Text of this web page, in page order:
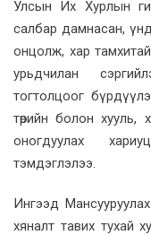
Улсын Их Хурлын
салбар дамнасан,
онцолж, хар
урьдчилан
тогтолцоог
төрийн болон хууль,
оногдуулах
тэмдэглэлээ.
Ингээд Мансууруулах
хяналт тавих тухай